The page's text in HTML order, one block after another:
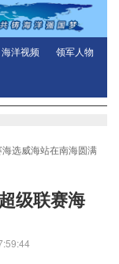
海洋视频 领军人物
选威海站在南海圆满
级联赛海